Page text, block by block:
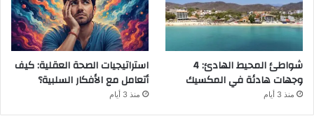
شواطئ المحيط الهادئ: 4
وجهات هادئة في المكسيك
منذ 3 أيام
استراتيجيات الصحة العقلية: كيف
أتعامل مع الأفكار السلبية؟
منذ 3 أيام